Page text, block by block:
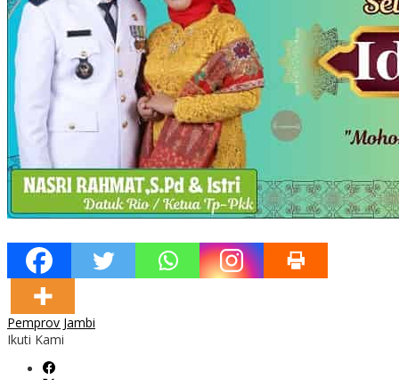
Pemprov Jambi
Ikuti Kami